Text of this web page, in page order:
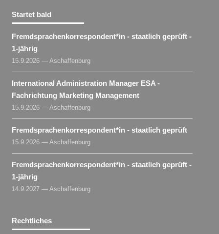
Startet bald
Fremdsprachenkorrespondent​*in - staatlich geprüft -
1-jährig
15.9.2026 — Aschaffenburg
International Administration Manager ESA -
Fachrichtung Marketing Management
15.9.2026 — Aschaffenburg
Fremdsprachenkorrespondent​*in - staatlich geprüft
15.9.2026 — Aschaffenburg
Fremdsprachenkorrespondent​*in - staatlich geprüft -
1-jährig
14.9.2027 — Aschaffenburg
Rechtliches